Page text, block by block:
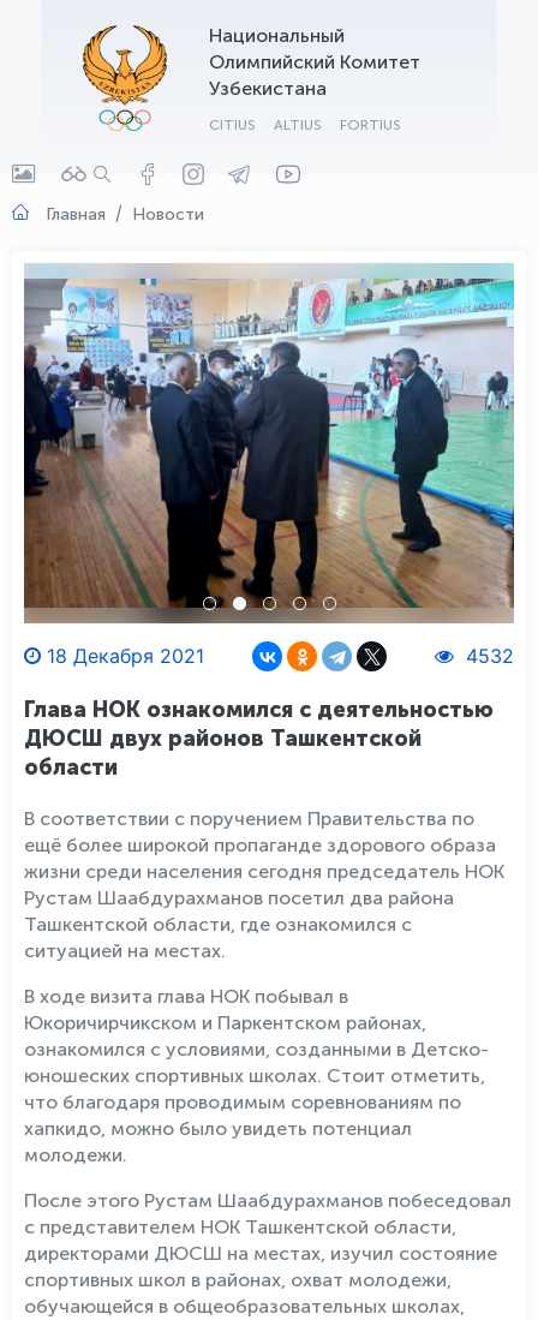
Национальный
Олимпийский Комитет
Узбекистана
CITIUS ALTIUS FORTIUS
Главная Новости
18 Декабря 2021 4532
Глава НОК ознакомился с деятельностью
ДЮСШ двух районов Ташкентской
области
В соответствии с поручением Правительства по
ещё более широкой пропаганде здорового образа
жизни среди населения сегодня председатель НОК
Рустам Шаабдурахманов посетил два района
Ташкентской области, где ознакомился с
ситуацией на местах.
В ходе визита глава НОК побывал в
Юкоричирчикском и Паркентском районах,
ознакомился с условиями, созданными в Детско-
юношеских спортивных школах. Стоит отметить,
что благодаря проводимым соревнованиям по
хапкидо, можно было увидеть потенциал
молодежи.
После этого Рустам Шаабдурахманов побеседовал
с представителем НОК Ташкентской области,
директорами ДЮСШ на местах, изучил состояние
спортивных школ в районах, охват молодежи,
обучающейся в общеобразовательных школах,
OLYMPCHIK AI - yordamchi
Онлайн · olympic.uz